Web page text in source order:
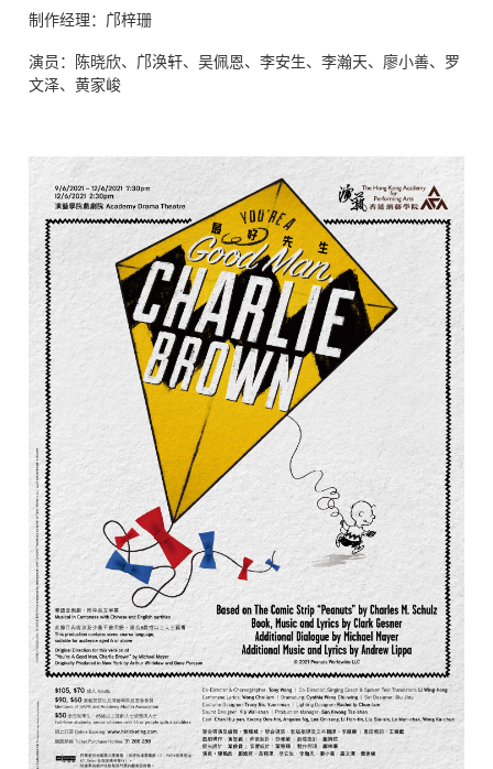
制作经理：邝梓珊
演员：陈晓欣、邝涣轩、吴佩恩、李安生、李瀚天、廖小善、罗
文泽、黄家峻